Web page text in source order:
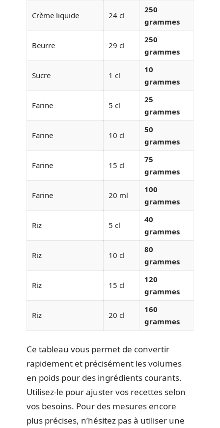
Crème liquide 24 cl
250
grammes
Beurre 29 cl
250
grammes
Sucre 1 cl
10
grammes
Farine 5 cl
25
grammes
Farine 10 cl
50
grammes
Farine 15 cl
75
grammes
Farine 20 ml
100
grammes
Riz 5 cl
40
grammes
Riz 10 cl
80
grammes
Riz 15 cl
120
grammes
Riz 20 cl
160
grammes
Ce tableau vous permet de convertir
rapidement et précisément les volumes
en poids pour des ingrédients courants.
Utilisez-le pour ajuster vos recettes selon
vos besoins. Pour des mesures encore
plus précises, n’hésitez pas à utiliser une